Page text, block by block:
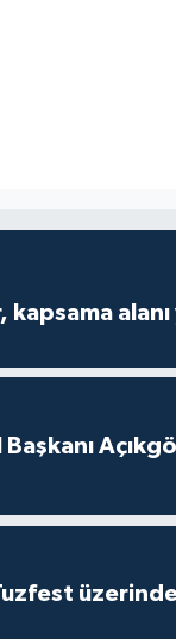
kapsama